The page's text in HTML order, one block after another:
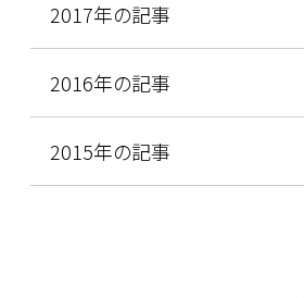
2017年の記事
2016年の記事
2015年の記事